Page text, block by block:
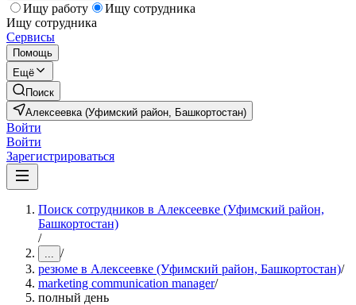
Ищу работу
Ищу сотрудника
Ищу сотрудника
Сервисы
Помощь
Ещё
Поиск
Алексеевка (Уфимский район, Башкортостан)
Войти
Войти
Зарегистрироваться
Поиск сотрудников в Алексеевке (Уфимский район,
Башкортостан)
/
... /
резюме в Алексеевке (Уфимский район, Башкортостан)/
marketing communication manager/
полный день